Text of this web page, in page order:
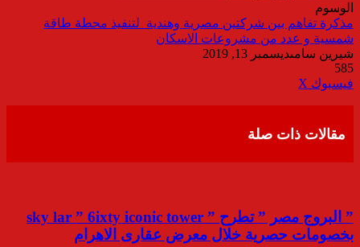
الوسوم
مذكرة تفاهم بين شركتين مصرية وهندية لتنفيذ محطة طاقة
شمسية و عدد من مشروعات الاسكان
شيرين سامىديسمبر 13, 2019
585
فيسبوك ‫X
مقالات ذات صلة
” البروج مصر ” تطرح ” sky lar ” 6ixty iconic tower
بخصومات حصرية خلال معرض عقارى الاهرام